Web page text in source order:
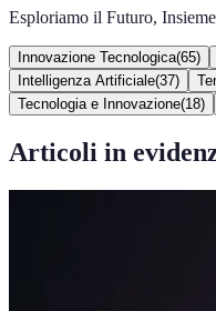
Esploriamo il Futuro, Insieme
Innovazione Tecnologica(65)
Intelligenza Artificiale(37)
Tecnologia e Innovazione(18)
Articoli in